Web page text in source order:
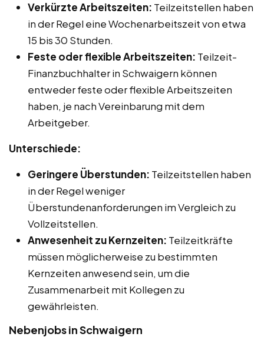
Verkürzte Arbeitszeiten: Teilzeitstellen haben
in der Regel eine Wochenarbeitszeit von etwa
15 bis 30 Stunden.
Feste oder flexible Arbeitszeiten: Teilzeit-
Finanzbuchhalter in Schwaigern können
entweder feste oder flexible Arbeitszeiten
haben, je nach Vereinbarung mit dem
Arbeitgeber.
Unterschiede:
Geringere Überstunden: Teilzeitstellen haben
in der Regel weniger
Überstundenanforderungen im Vergleich zu
Vollzeitstellen.
Anwesenheit zu Kernzeiten: Teilzeitkräfte
müssen möglicherweise zu bestimmten
Kernzeiten anwesend sein, um die
Zusammenarbeit mit Kollegen zu
gewährleisten.
Nebenjobs in Schwaigern